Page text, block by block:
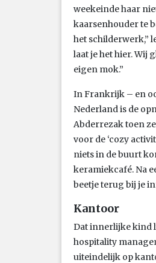
weekeinde haar
kaarsenhouder te
het schilderwerk,”
laat je het hier. Wij
eigen mok.”
In Frankrijk – en
Nederland is de
Abderrezak toen
voor de ‘cozy
niets in de buurt
keramiekcafé. Na
beetje terug bij je
Kantoor
Dat innerlijke kind
hospitality
uiteindelijk op